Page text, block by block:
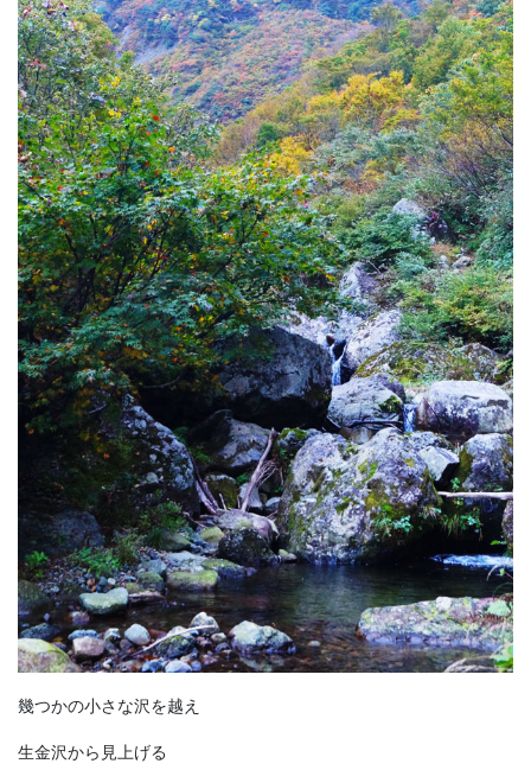
幾つかの小さな沢を越え
生金沢から見上げる